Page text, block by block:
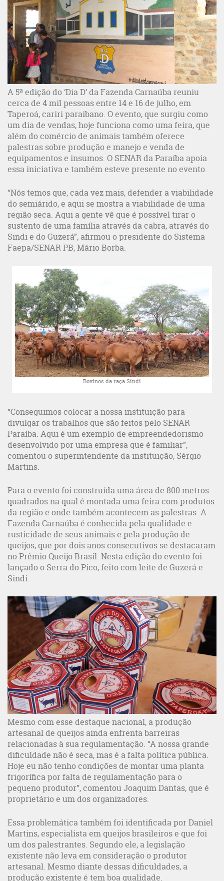
A 5ª edição do ‘Dia D’ da Fazenda Carnaúba reuniu
cerca de 4 mil pessoas entre 14 e 16 de julho, em
Taperoá, cariri paraibano. O evento, que surgiu como
um dia de vendas, hoje funciona como uma feira, que
além do comércio de animais também oferece
palestras sobre produção e manejo e venda de
equipamentos e insumos. O SENAR da Paraíba apoia
essa iniciativa e também esteve presente no evento.
“Nós temos que, cada vez mais, defender a viabilidade
do semiárido, e aqui se mostra a viabilidade de uma
região seca. Aqui a gente vê que é possível tirar o
sustento de uma família através da cabra, através do
Sindi e do Guzerá”, afirmou o presidente do Sistema
Faepa/SENAR PB, Mário Borba.
Bovinos da raça Sindi
“Conseguimos colocar a nossa instituição para
divulgar os trabalhos que são feitos pelo SENAR
Paraíba. Aqui é um exemplo de empreendedorismo
desenvolvido por uma empresa que é familiar”,
comentou o superintendente da instituição, Sérgio
Martins.
Para o evento foi construída uma área de 800 metros
quadrados na qual é montada uma feira com produtos
da região e onde também acontecem as palestras. A
Fazenda Carnaúba é conhecida pela qualidade e
rusticidade de seus animais e pela produção de
queijos, que por dois anos consecutivos se destacaram
no Prêmio Queijo Brasil. Nesta edição do evento foi
lançado o Serra do Pico, feito com leite de Guzerá e
Sindi.
Mesmo com esse destaque nacional, a produção
artesanal de queijos ainda enfrenta barreiras
relacionadas à sua regulamentação. “A nossa grande
dificuldade não é seca, mas é a falta política pública.
Hoje eu não tenho condições de montar uma planta
frigorífica por falta de regulamentação para o
pequeno produtor”, comentou Joaquim Dantas, que é
proprietário e um dos organizadores.
Essa problemática também foi identificada por Daniel
Martins, especialista em queijos brasileiros e que foi
um dos palestrantes. Segundo ele, a legislação
existente não leva em consideração o produtor
artesanal. Mesmo diante dessas dificuldades, a
produção existente é tem boa qualidade.